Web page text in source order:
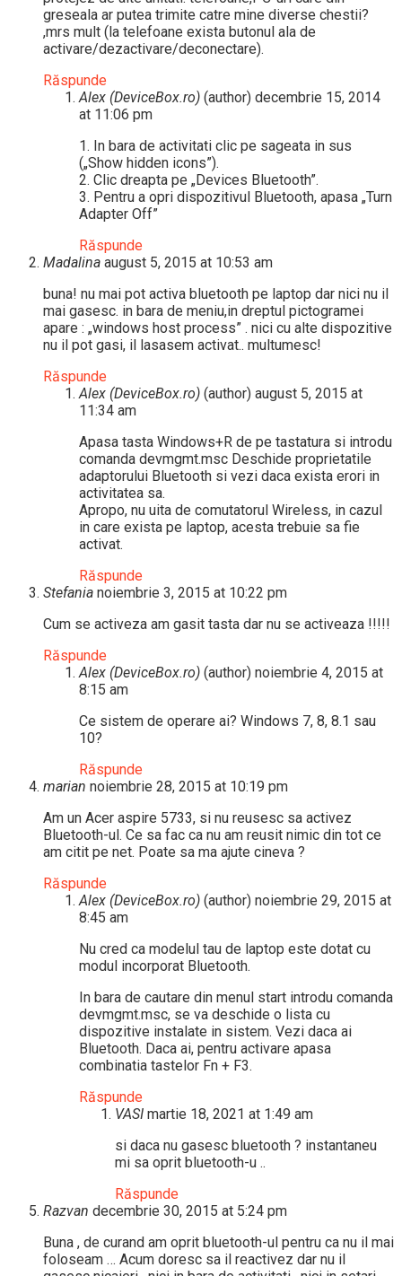
greseala ar putea trimite catre mine diverse chestii?
,mrs mult (la telefoane exista butonul ala de
activare/dezactivare/deconectare).
Răspunde
Alex (DeviceBox.ro) (author) decembrie 15, 2014
at 11:06 pm
1. In bara de activitati clic pe sageata in sus
(„Show hidden icons”).
2. Clic dreapta pe „Devices Bluetooth”.
3. Pentru a opri dispozitivul Bluetooth, apasa „Turn
Adapter Off”
Răspunde
Madalina august 5, 2015 at 10:53 am
buna! nu mai pot activa bluetooth pe laptop dar nici nu il
mai gasesc. in bara de meniu,in dreptul pictogramei
apare : „windows host process” . nici cu alte dispozitive
nu il pot gasi, il lasasem activat.. multumesc!
Răspunde
Alex (DeviceBox.ro) (author) august 5, 2015 at
11:34 am
Apasa tasta Windows+R de pe tastatura si introdu
comanda devmgmt.msc Deschide proprietatile
adaptorului Bluetooth si vezi daca exista erori in
activitatea sa.
Apropo, nu uita de comutatorul Wireless, in cazul
in care exista pe laptop, acesta trebuie sa fie
activat.
Răspunde
Stefania noiembrie 3, 2015 at 10:22 pm
Cum se activeza am gasit tasta dar nu se activeaza !!!!!
Răspunde
Alex (DeviceBox.ro) (author) noiembrie 4, 2015 at
8:15 am
Ce sistem de operare ai? Windows 7, 8, 8.1 sau
10?
Răspunde
marian noiembrie 28, 2015 at 10:19 pm
Am un Acer aspire 5733, si nu reusesc sa activez
Bluetooth-ul. Ce sa fac ca nu am reusit nimic din tot ce
am citit pe net. Poate sa ma ajute cineva ?
Răspunde
Alex (DeviceBox.ro) (author) noiembrie 29, 2015 at
8:45 am
Nu cred ca modelul tau de laptop este dotat cu
modul incorporat Bluetooth.
In bara de cautare din menul start introdu comanda
devmgmt.msc, se va deschide o lista cu
dispozitive instalate in sistem. Vezi daca ai
Bluetooth. Daca ai, pentru activare apasa
combinatia tastelor Fn + F3.
Răspunde
VASI martie 18, 2021 at 1:49 am
si daca nu gasesc bluetooth ? instantaneu
mi sa oprit bluetooth-u ..
Răspunde
Razvan decembrie 30, 2015 at 5:24 pm
Buna , de curand am oprit bluetooth-ul pentru ca nu il mai
foloseam … Acum doresc sa il reactivez dar nu il